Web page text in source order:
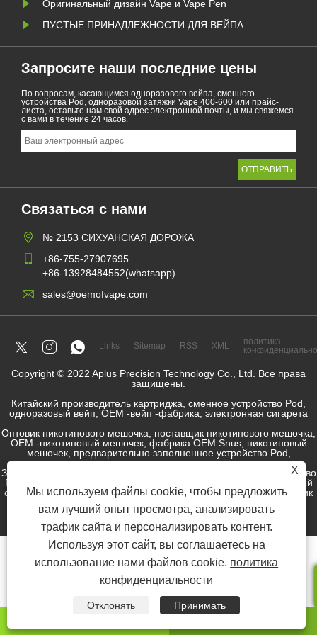
X
Мы используем файлы cookie, чтобы предложить
вам лучший опыт просмотра, анализировать
трафик сайта и персонализировать контент.
Используя этот сайт, вы соглашаетесь на
использование нами файлов cookie. политика
конфиденциальности
Отклонять Принимать
Оригинальный дизайн Vape и Vape Pen
ПУСТЫЕ ПРИНАДЛЕЖНОСТИ ДЛЯ ВЕЙПА
Запросите наши последние цены
По вопросам, касающимся одноразового вейпа, сменного
устройства Pod, одноразовой затяжки Vape 400-600 или прайс-
листа, оставьте нам свой адрес электронной почты, и мы свяжемся
с вами в течение 24 часов.
Связаться с нами
№ 2153 СИХУАНСКАЯ ДОРОЖА
+86-755-27907695
+86-13928484552(whatsapp)
sales@oemofvape.com
Links Sitemap RSS XML
политика
Copyright © 2022 Aplus Precision Technology Co., Ltd. Все права
защищены.
Китайский производитель картриджа, сменное устройство Pod,
одноразовый вейп, OEM -вейп -фабрика, электронная сигарета
Оптовик никотинового мешочка, поставщик никотинового мешочка,
OEM -никотиновый мешочек, фабрика OEM Snus, никотиновый
мешочек, предварительно заполненное устройство Pod,
Заправленное устройство POD, система POD, закрытое устройство
POD, открытый комплект POD, электронный жидкий, электронный
сок, электронный производитель сигаретной жидкости, поставщик